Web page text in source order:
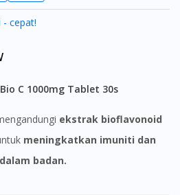
- cepat!
C 1000mg Tablet 30s
ekstrak bioflavonoid
meningkatkan imuniti dan
badan.